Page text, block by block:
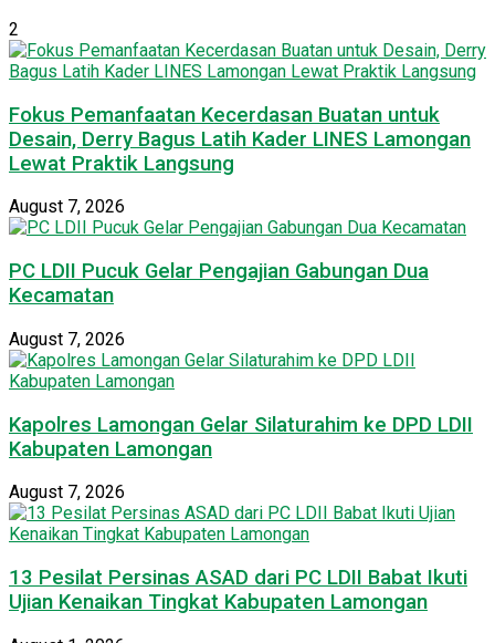
2
Fokus Pemanfaatan Kecerdasan Buatan untuk
Desain, Derry Bagus Latih Kader LINES Lamongan
Lewat Praktik Langsung
August 7, 2026
PC LDII Pucuk Gelar Pengajian Gabungan Dua
Kecamatan
August 7, 2026
Kapolres Lamongan Gelar Silaturahim ke DPD LDII
Kabupaten Lamongan
August 7, 2026
13 Pesilat Persinas ASAD dari PC LDII Babat Ikuti
Ujian Kenaikan Tingkat Kabupaten Lamongan